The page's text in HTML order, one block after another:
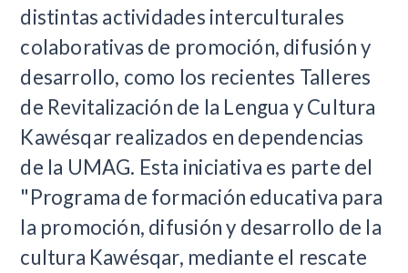
distintas actividades interculturales
colaborativas de promoción, difusión y
desarrollo, como los recientes Talleres
de Revitalización de la Lengua y Cultura
Kawésqar realizados en dependencias
de la UMAG. Esta iniciativa es parte del
"Programa de formación educativa para
la promoción, difusión y desarrollo de la
cultura Kawésqar, mediante el rescate